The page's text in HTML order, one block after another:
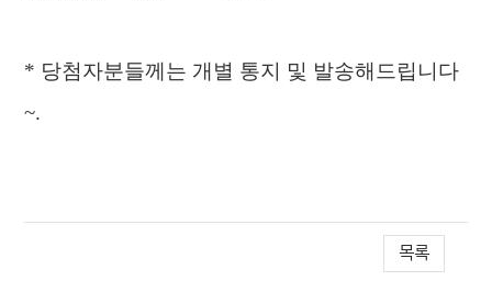
* 당첨자분들께는 개별 통지 및 발송해드립니다
~.
목록